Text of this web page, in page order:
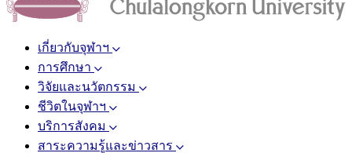
เกี่ยวกับจุฬาฯ
การศึกษา
วิจัยและนวัตกรรม
ชีวิตในจุฬาฯ
บริการสังคม
สาระความรู้และข่าวสาร